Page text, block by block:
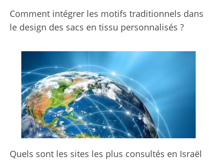
Comment intégrer les motifs traditionnels dans
le design des sacs en tissu personnalisés ?
Quels sont les sites les plus consultés en Israël